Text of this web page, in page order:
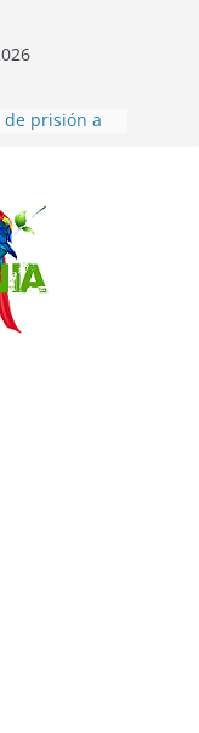
de prisión a
de
de Chile
de
reina por
alerta